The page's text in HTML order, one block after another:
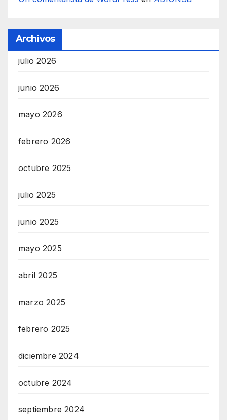
Archivos
julio 2026
junio 2026
mayo 2026
febrero 2026
octubre 2025
julio 2025
junio 2025
mayo 2025
abril 2025
marzo 2025
febrero 2025
diciembre 2024
octubre 2024
septiembre 2024